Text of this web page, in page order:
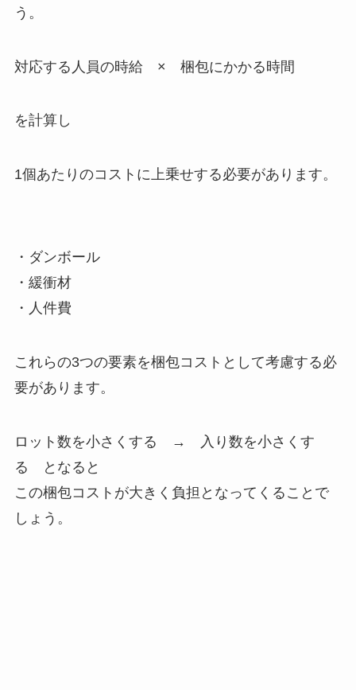
う。
対応する人員の時給 × 梱包にかかる時間
を計算し
1個あたりのコストに上乗せする必要があります。
・ダンボール
・緩衝材
・人件費
これらの3つの要素を梱包コストとして考慮する必
要があります。
ロット数を小さくする → 入り数を小さくす
る となると
この梱包コストが大きく負担となってくることで
しょう。